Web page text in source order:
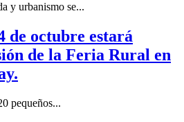
y urbanismo se...
de octubre estará
de la Feria Rural en
pequeños...